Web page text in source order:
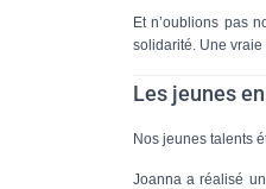
Et n’oublions pas
solidarité. Une
Les jeunes
Nos jeunes talents
Joanna a réalisé